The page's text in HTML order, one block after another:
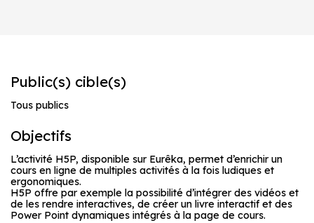
Public(s) cible(s)
Tous publics
Objectifs
L’activité H5P, disponible sur Eurêka, permet d’enrichir un
cours en ligne de multiples activités à la fois ludiques et
ergonomiques.
H5P offre par exemple la possibilité d’intégrer des vidéos et
de les rendre interactives, de créer un livre interactif et des
Power Point dynamiques intégrés à la page de cours.